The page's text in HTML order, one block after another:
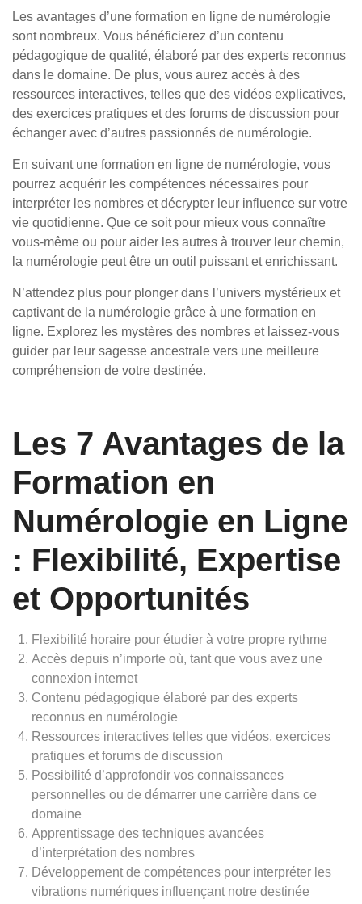
Les avantages d’une formation en ligne de numérologie
sont nombreux. Vous bénéficierez d’un contenu
pédagogique de qualité, élaboré par des experts reconnus
dans le domaine. De plus, vous aurez accès à des
ressources interactives, telles que des vidéos explicatives,
des exercices pratiques et des forums de discussion pour
échanger avec d’autres passionnés de numérologie.
En suivant une formation en ligne de numérologie, vous
pourrez acquérir les compétences nécessaires pour
interpréter les nombres et décrypter leur influence sur votre
vie quotidienne. Que ce soit pour mieux vous connaître
vous-même ou pour aider les autres à trouver leur chemin,
la numérologie peut être un outil puissant et enrichissant.
N’attendez plus pour plonger dans l’univers mystérieux et
captivant de la numérologie grâce à une formation en
ligne. Explorez les mystères des nombres et laissez-vous
guider par leur sagesse ancestrale vers une meilleure
compréhension de votre destinée.
Les 7 Avantages de la
Formation en
Numérologie en Ligne
: Flexibilité, Expertise
et Opportunités
Flexibilité horaire pour étudier à votre propre rythme
Accès depuis n’importe où, tant que vous avez une
connexion internet
Contenu pédagogique élaboré par des experts
reconnus en numérologie
Ressources interactives telles que vidéos, exercices
pratiques et forums de discussion
Possibilité d’approfondir vos connaissances
personnelles ou de démarrer une carrière dans ce
domaine
Apprentissage des techniques avancées
d’interprétation des nombres
Développement de compétences pour interpréter les
vibrations numériques influençant notre destinée